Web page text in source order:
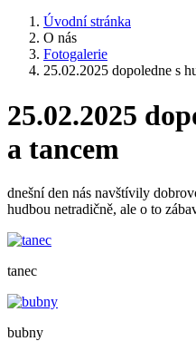
Úvodní stránka
O nás
Fotogalerie
25.02.2025 dopoledne s
25.02.2025
a tancem
dnešní den nás navštívily
hudbou netradičně, ale o to
tanec
bubny